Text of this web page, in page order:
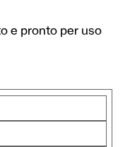
e pronto per uso